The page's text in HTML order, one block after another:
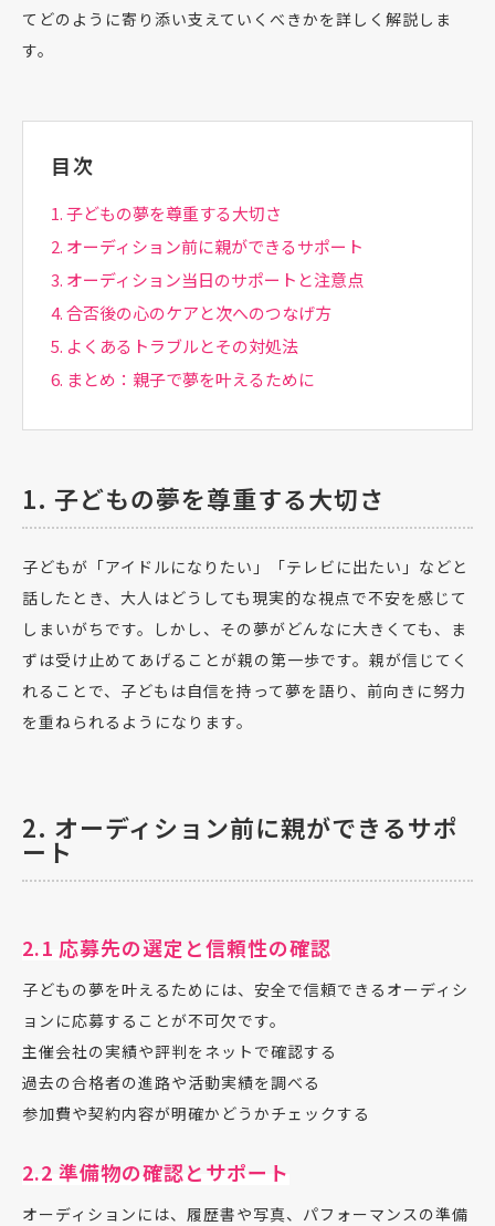
てどのように寄り添い支えていくべきかを詳しく解説しま
す。
目次
1. 子どもの夢を尊重する大切さ
2. オーディション前に親ができるサポート
3. オーディション当日のサポートと注意点
4. 合否後の心のケアと次へのつなげ方
5. よくあるトラブルとその対処法
6. まとめ：親子で夢を叶えるために
1. 子どもの夢を尊重する大切さ
子どもが「アイドルになりたい」「テレビに出たい」などと
話したとき、大人はどうしても現実的な視点で不安を感じて
しまいがちです。しかし、その夢がどんなに大きくても、ま
ずは受け止めてあげることが親の第一歩です。親が信じてく
れることで、子どもは自信を持って夢を語り、前向きに努力
を重ねられるようになります。
2. オーディション前に親ができるサポ
ート
2.1 応募先の選定と信頼性の確認
子どもの夢を叶えるためには、安全で信頼できるオーディシ
ョンに応募することが不可欠です。
主催会社の実績や評判をネットで確認する
過去の合格者の進路や活動実績を調べる
参加費や契約内容が明確かどうかチェックする
2.2 準備物の確認とサポート
オーディションには、履歴書や写真、パフォーマンスの準備